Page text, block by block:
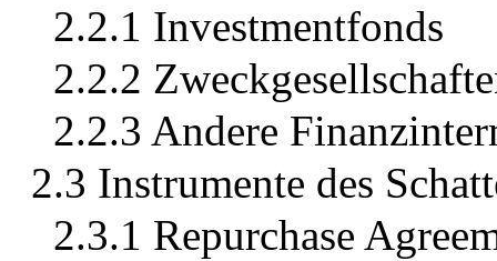
2.2.1 Investmentfonds
2.2.2
2.2.3 Andere
2.3 Instrumente des
2.3.1 Repurchase